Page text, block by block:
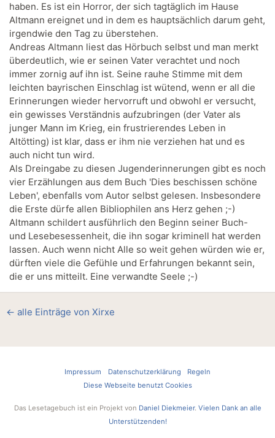
haben. Es ist ein Horror, der sich tagtäglich im Hause
Altmann ereignet und in dem es hauptsächlich darum geht,
irgendwie den Tag zu überstehen.
Andreas Altmann liest das Hörbuch selbst und man merkt
überdeutlich, wie er seinen Vater verachtet und noch
immer zornig auf ihn ist. Seine rauhe Stimme mit dem
leichten bayrischen Einschlag ist wütend, wenn er all die
Erinnerungen wieder hervorruft und obwohl er versucht,
ein gewisses Verständnis aufzubringen (der Vater als
junger Mann im Krieg, ein frustrierendes Leben in
Altötting) ist klar, dass er ihm nie verziehen hat und es
auch nicht tun wird.
Als Dreingabe zu diesen Jugenderinnerungen gibt es noch
vier Erzählungen aus dem Buch 'Dies beschissen schöne
Leben', ebenfalls vom Autor selbst gelesen. Insbesondere
die Erste dürfe allen Bibliophilen ans Herz gehen ;-)
Altmann schildert ausführlich den Beginn seiner Buch-
und Lesebesessenheit, die ihn sogar kriminell hat werden
lassen. Auch wenn nicht Alle so weit gehen würden wie er,
dürften viele die Gefühle und Erfahrungen bekannt sein,
die er uns mitteilt. Eine verwandte Seele ;-)
← alle Einträge von Xirxe
Impressum Datenschutzerklärung
Regeln
Diese Webseite benutzt Cookies
Das Lesetagebuch ist ein Projekt von Daniel Diekmeier. Vielen Dank an alle
Unterstützenden!